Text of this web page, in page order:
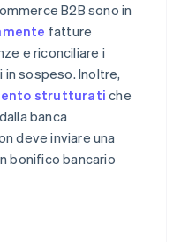
B2B sono in
fatture
e riconciliare i
sospeso. Inoltre,
strutturati che
banca
deve inviare una
bonifico bancario